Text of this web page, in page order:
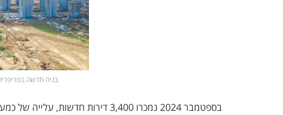
בניה חדשה